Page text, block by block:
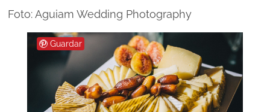
Foto: Aguiam Wedding Photography
Guardar